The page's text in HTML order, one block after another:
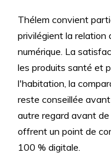
Thélem convient
privilégient la relation
numérique. La
les produits santé et
l'habitation, la
reste conseillée
autre regard avant de
offrent un point de
100 % digitale.